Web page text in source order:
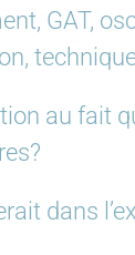
GAT,
au fait
dans